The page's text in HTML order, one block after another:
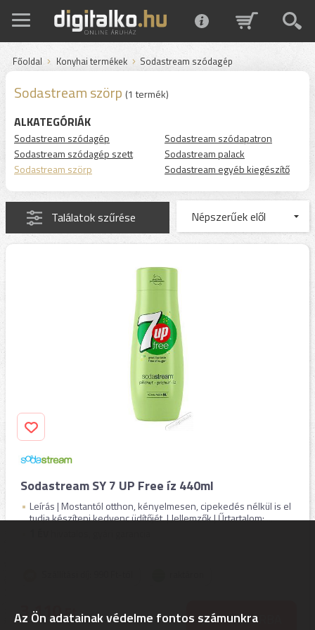
Főoldal Konyhai termékek Sodastream szódagép
Sodastream szörp (1 termék)
ALKATEGÓRIÁK
Sodastream szódagép
Sodastream szódagép szett
Sodastream szörp
Sodastream szódapatron
Sodastream palack
Sodastream egyéb kiegészítő
Találatok szűrése
Sodastream SY 7 UP Free íz 440ml
Leírás | Mostantól otthon, kényelmesen, cipekedés nélkül is el
tudja készíteni kedvenc üdítőjét. | Jellemzők | Űrtartalom: ...
3.110Ft KOSÁRBA
Az Ön adatainak védelme fontos számunkra